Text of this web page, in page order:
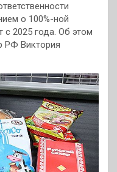
о 100%-ной
с 2025 года. Об этом
РФ Виктория